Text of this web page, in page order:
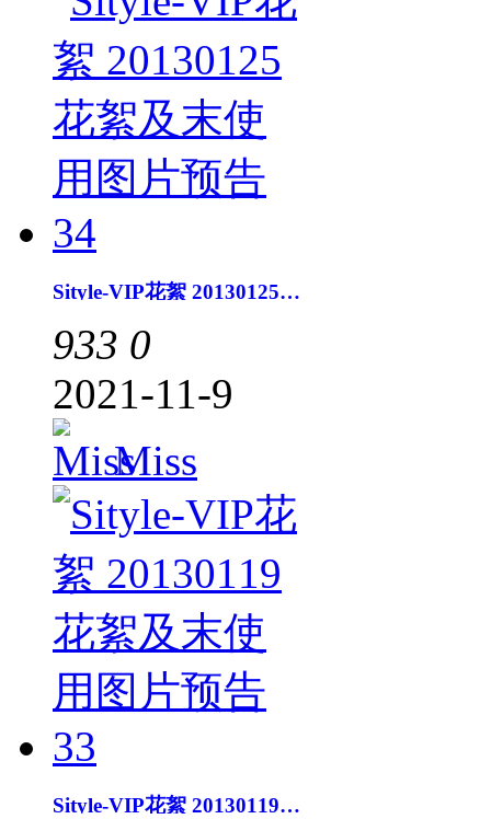
Sityle-VIP花絮 20130125花絮及末使用图片预告34
933 0
2021-11-9
Miss
Sityle-VIP花絮 20130119花絮及末使用图片预告33